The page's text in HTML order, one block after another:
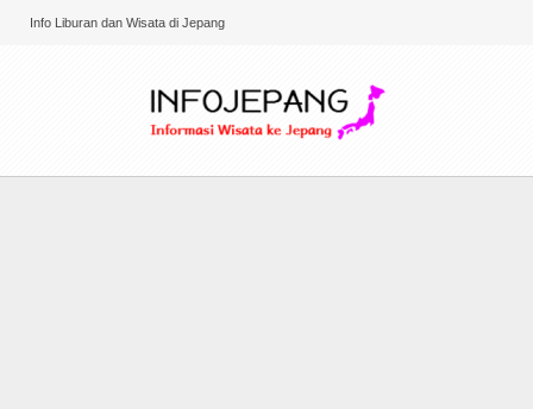
Info Liburan dan Wisata di Jepang